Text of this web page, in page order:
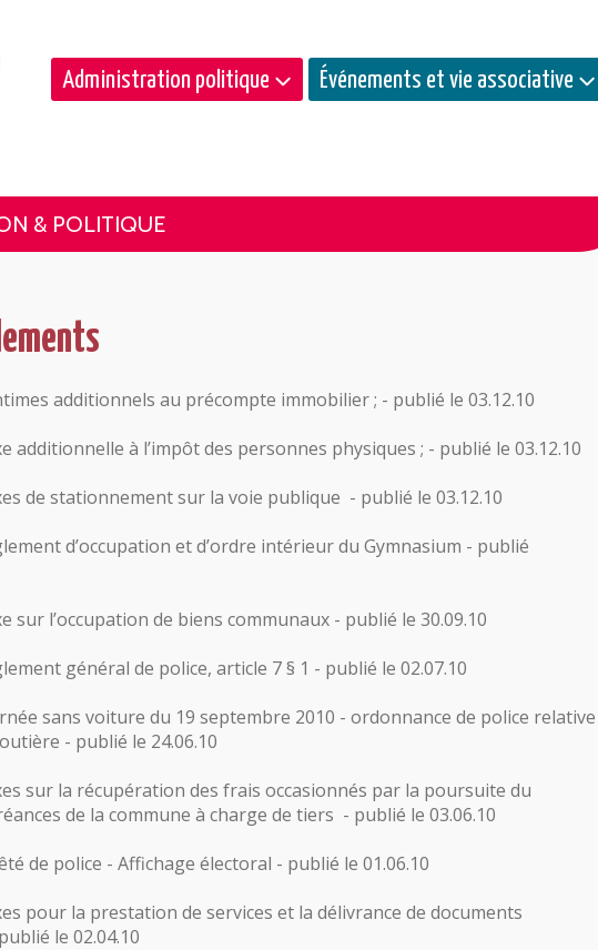
Administration politique Événements et vie associative
& POLITIQUE
additionnels au précompte immobilier ; - publié le 03.12.10
additionnelle à l’impôt des personnes physiques ; - publié le 03.12.10
de stationnement sur la voie publique - publié le 03.12.10
d’occupation et d’ordre intérieur du Gymnasium - publié
sur l’occupation de biens communaux - publié le 30.09.10
général de police, article 7 § 1 - publié le 02.07.10
sans voiture du 19 septembre 2010 - ordonnance de police relative
- publié le 24.06.10
sur la récupération des frais occasionnés par la poursuite du
de la commune à charge de tiers - publié le 03.06.10
de police - Affichage électoral - publié le 01.06.10
pour la prestation de services et la délivrance de documents
le 02.04.10